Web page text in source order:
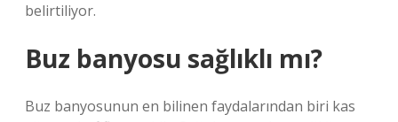
belirtiliyor.
Buz banyosu sağlıklı mı?
Buz banyosunun en bilinen faydalarından biri kas